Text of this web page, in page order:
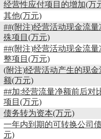
经营性应付项目的增加(万
其他(万元)
##(附注)经营活动现金流
殊项目(万元)
##(附注)经营活动现金流量
整项目(万元)
(附注)经营活动产生的现金
额(万元)
##加:经营流量净额前后对
项目(万元)
债务转为资本(万元)
一年内到期的可转换公司
元)